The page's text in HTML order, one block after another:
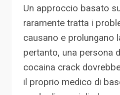
Un approccio basato
raramente tratta i
causano e prolungano
pertanto, una persona
cocaina crack
il proprio medico di